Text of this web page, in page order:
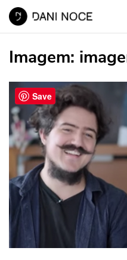
Imagem:
Save